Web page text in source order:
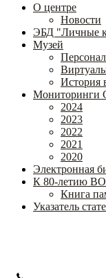
О центре
Новости
ЭБД "Личные
Музей
История
2024
2023
2022
2021
2020
Электронная
К 80-летию
Книга
Указатель